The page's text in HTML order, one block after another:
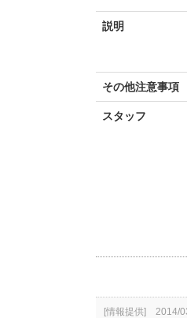
説明
その他注意事項
スタッフ
[情報提供] 2014/